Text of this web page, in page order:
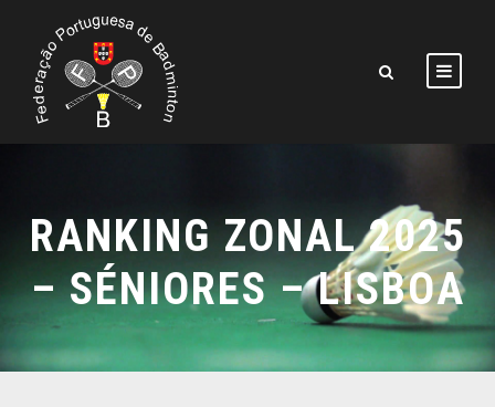
RANKING ZONAL 2025
– SÉNIORES – LISBOA